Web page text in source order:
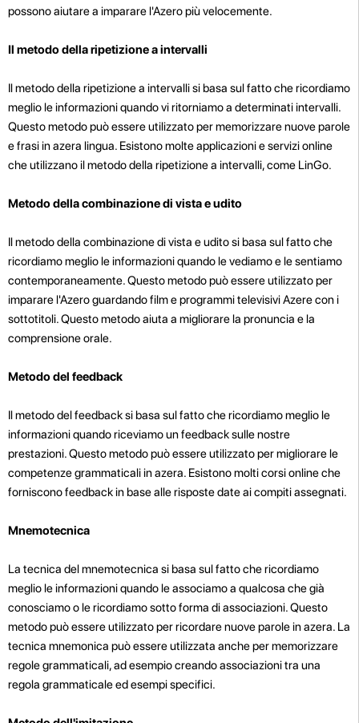
possono aiutare a imparare l'Azero più velocemente.
Il metodo della ripetizione a intervalli
Il metodo della ripetizione a intervalli si basa sul fatto che ricordiamo
meglio le informazioni quando vi ritorniamo a determinati intervalli.
Questo metodo può essere utilizzato per memorizzare nuove parole
e frasi in azera lingua. Esistono molte applicazioni e servizi online
che utilizzano il metodo della ripetizione a intervalli, come LinGo.
Metodo della combinazione di vista e udito
Il metodo della combinazione di vista e udito si basa sul fatto che
ricordiamo meglio le informazioni quando le vediamo e le sentiamo
contemporaneamente. Questo metodo può essere utilizzato per
imparare l'Azero guardando film e programmi televisivi Azere con i
sottotitoli. Questo metodo aiuta a migliorare la pronuncia e la
comprensione orale.
Metodo del feedback
Il metodo del feedback si basa sul fatto che ricordiamo meglio le
informazioni quando riceviamo un feedback sulle nostre
prestazioni. Questo metodo può essere utilizzato per migliorare le
competenze grammaticali in azera. Esistono molti corsi online che
forniscono feedback in base alle risposte date ai compiti assegnati.
Mnemotecnica
La tecnica del mnemotecnica si basa sul fatto che ricordiamo
meglio le informazioni quando le associamo a qualcosa che già
conosciamo o le ricordiamo sotto forma di associazioni. Questo
metodo può essere utilizzato per ricordare nuove parole in azera. La
tecnica mnemonica può essere utilizzata anche per memorizzare
regole grammaticali, ad esempio creando associazioni tra una
regola grammaticale ed esempi specifici.